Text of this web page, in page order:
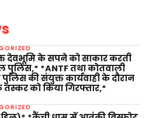
देवभूमि के सपने को साकार करती
पुलिस,* *ANTF तथा कोतवाली
पुलिस की संयुक्त कार्यवाही के दौरान
तस्कर को किया गिरफ्तार,*